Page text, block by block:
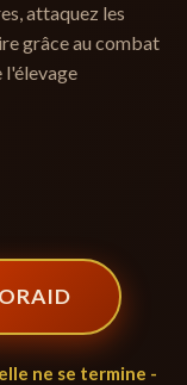
attaquez les
grâce au combat
l'élevage
ne se termine -